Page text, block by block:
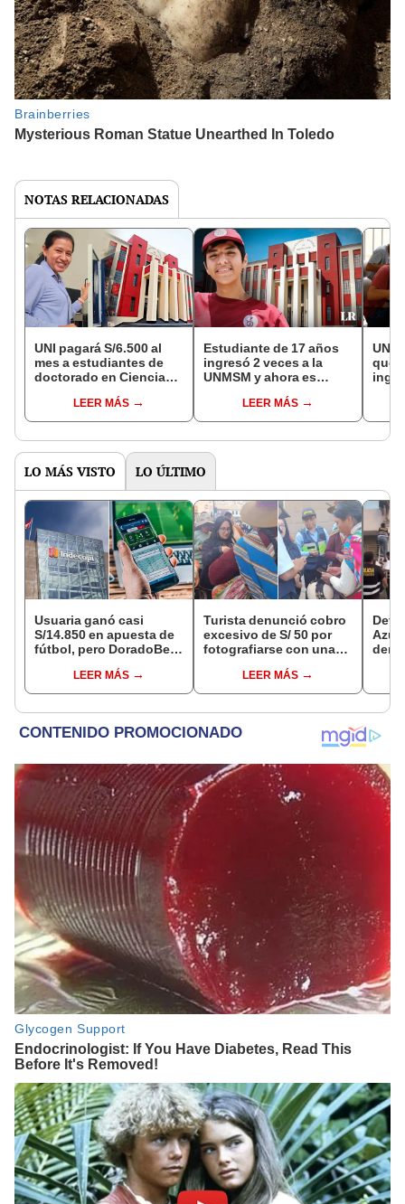
NOTAS RELACIONADAS
UNI pagará S/6.500 al
mes a estudiantes de
doctorado en Ciencias:
requisitosLEER MÁS
Estudiante de 17 años
ingresó 2 veces a la
UNMSM y ahora es
UNI: "Me preparé 2
meses"
LEER MÁS
UNI:
que
LO MÁS VISTO LO ÚLTIMO
Usuaria ganó casi
S/14.850 en apuesta de
fútbol, pero DoradoBet
Indecopi multó a la
empresa con más de S/
LEER MÁS
Turista denunció cobro
excesivo de S/ 50 por
fotografiarse con una
Serenazgo recuperó el
dinero
LEER MÁS
Azul